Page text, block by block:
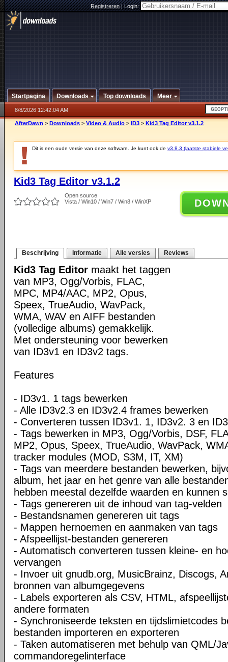
Registreren|Login:
Startpagina Downloads Top downloads Meer
8/8/2026 12:42:04 AM
AfterDawn > Downloads > Video & Audio > ID3 > Kid3 Tag Editor v3.1.2
Dit is een oude versie van deze software. Je kunt ook de v3.8.3 (laatste stabiele
Kid3 Tag Editor v3.1.2
Open source
Vista / Win10 / Win7 / Win8 / WinXP
Beschrijving Informatie Alle versies Reviews
Kid3 Tag Editor maakt het taggen
van MP3, Ogg/Vorbis, FLAC,
MPC, MP4/AAC, MP2, Opus,
Speex, TrueAudio, WavPack,
WMA, WAV en AIFF bestanden
(volledige albums) gemakkelijk.
Met ondersteuning voor bewerken
van ID3v1 en ID3v2 tags.
Features
- ID3v1. 1 tags bewerken
- Alle ID3v2.3 en ID3v2.4 frames bewerken
- Converteren tussen ID3v1. 1, ID3v2. 3 en
- Tags bewerken in MP3, Ogg/Vorbis, DSF,
MP2, Opus, Speex, TrueAudio, WavPack,
tracker modules (MOD, S3M, IT, XM)
- Tags van meerdere bestanden bewerken,
album, het jaar en het genre van alle
hebben meestal dezelfde waarden en kunnen
- Tags genereren uit de inhoud van tag-velden
- Bestandsnamen genereren uit tags
- Mappen hernoemen en aanmaken van tags
- Afspeellijst-bestanden genereren
- Automatisch converteren tussen kleine- en
vervangen
- Invoer uit gnudb.org, MusicBrainz, Discogs,
bronnen van albumgegevens
- Labels exporteren als CSV, HTML,
andere formaten
- Synchroniseerde teksten en tijdslimietcodes
bestanden importeren en exporteren
- Taken automatiseren met behulp van QML/
commandoregelinterface